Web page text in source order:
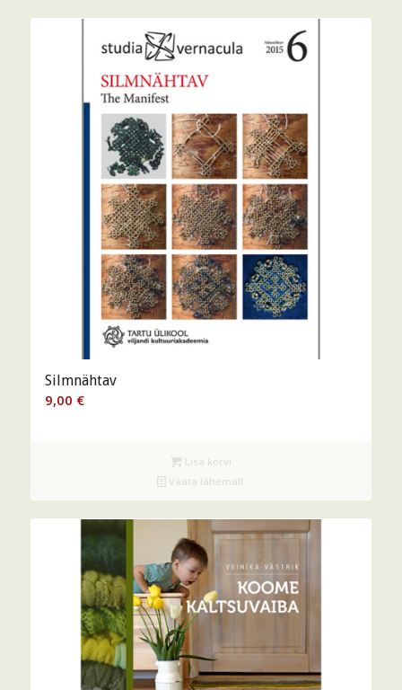
Silmnähtav
9,00 €
Lisa korvi
Vaata lähemalt